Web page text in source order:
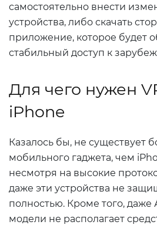
самостоятельно внести
устройства, либо скачать
приложение, которое будет
стабильный доступ к
Для чего нужен
iPhone
Казалось бы, не существует
мобильного гаджета, чем
несмотря на высокие
даже эти устройства не
полностью. Кроме того,
модели не располагает